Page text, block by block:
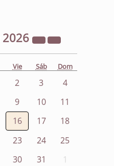
2026
Vie Sáb Dom
2 3
4
9 10
11
16 17
18
23 24
25
30 31 1